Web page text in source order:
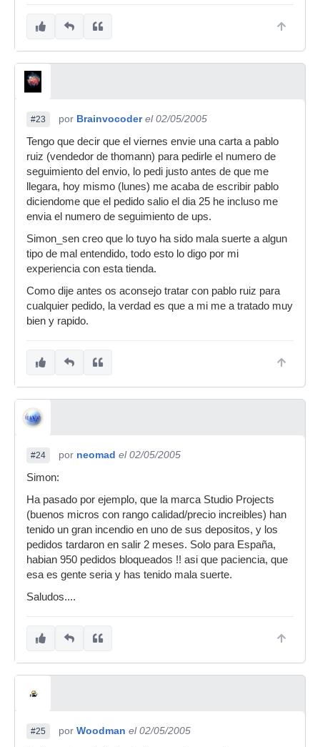
#23 por Brainvocoder el 02/05/2005
Tengo que decir que el viernes envie una carta a pablo
ruiz (vendedor de thomann) para pedirle el numero de
seguimiento del envio, lo pedi justo antes de que me
llegara, hoy mismo (lunes) me acaba de escribir pablo
diciendome que el pedido salio el dia 25 he incluso me
envia el numero de seguimiento de ups.
Simon_sen creo que lo tuyo ha sido mala suerte a algun
tipo de mal entendido, todo esto lo digo por mi
experiencia con esta tienda.
Como dije antes os aconsejo tratar con pablo ruiz para
cualquier pedido, la verdad es que a mi me a tratado muy
bien y rapido.
#24 por neomad el 02/05/2005
Simon:
Ha pasado por ejemplo, que la marca Studio Projects
(buenos micros con rango calidad/precio increibles) han
tenido un gran incendio en uno de sus depositos, y los
pedidos tardaron en salir 2 meses. Solo para España,
habian 950 pedidos bloqueados !! asi que paciencia, que
esa es gente seria y has tenido mala suerte.
Saludos....
#25 por Woodman el 02/05/2005